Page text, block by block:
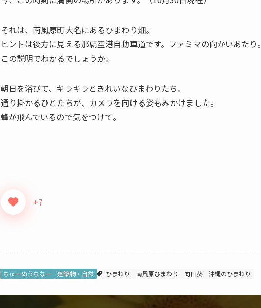
それは、南風原町大名にあるひまわり畑。
ヒントは後方に見える那覇空港自動車道です。ファミマの向かいあたり。
この説明でわかるでしょうか。
朝日を浴びて、キラキラときれいなひまわりたち。
通り掛かるひとたちが、カメラを向ける姿もみかけました。
蜂が飛んでいるので気をつけて。
+7
ちゅーぬうちなー 建築物・自然 ひまわり 南風原ひまわり 向日葵 沖縄のひまわり